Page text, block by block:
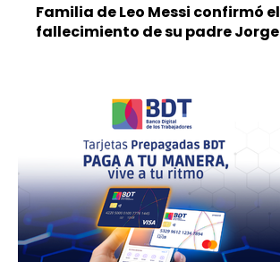
Familia de Leo Messi confirmó el
fallecimiento de su padre Jorge